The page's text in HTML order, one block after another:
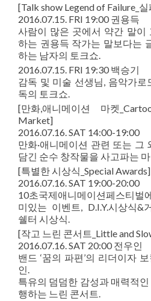
[Talk show Legend of Failure_
2016.07.15. FRI 19:00 권용득
사람이 많은 곳에서 약간 말이
하는 권용득 작가는 말보다는
하는 남자의 토크쇼.
2016.07.15. FRI 19:30 백승기
감독 및 미술 선생님, 음악가
독의 토크쇼.
[만화,애니메이션 마켓
Market]
2016.07.16. SAT 14:00-19:00
만화·애니메이션 관련 또는 그
담긴 순수 창작물을 사고파는 마
[특별한 시상식_Special Awards]
2016.07.16. SAT 19:00-20:00
10초국제애니메이션페스티벌
미있는 이벤트, D.I.Y.시상식&
쉘터 시상식.
[작고 느린 콘서트_Little and
2016.07.16. SAT 20:00 전우인
밴드 ‘꿈의 파편’의 리더이자
인.
특유의 덤덤한 감성과 매력적
행하는 느린 콘서트.